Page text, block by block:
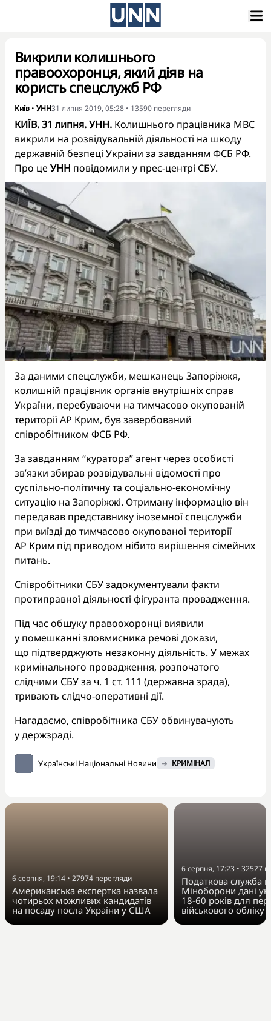
Викрили колишнього
правоохоронця, який діяв на
користь спецслужб РФ
Київ • УНН31 липня 2019, 05:28 • 13590 перегляди
КИЇВ. 31 липня. УНН. Колишнього працівника МВС
викрили на розвідувальній діяльності на шкоду
державній безпеці України за завданням ФСБ РФ.
Про це УНН повідомили у прес-центрі СБУ.
За даними спецслужби, мешканець Запоріжжя,
колишній працівник органів внутрішніх справ
України, перебуваючи на тимчасово окупованій
території АР Крим, був завербований
співробітником ФСБ РФ.
За завданням “куратора” агент через особисті
зв’язки збирав розвідувальні відомості про
суспільно-політичну та соціально-економічну
ситуацію на Запоріжжі. Отриману інформацію він
передавав представнику іноземної спецслужби
при виїзді до тимчасово окупованої території
АР Крим під приводом нібито вирішення сімейних
питань.
Співробітники СБУ задокументували факти
протиправної діяльності фігуранта провадження.
Під час обшуку правоохоронці виявили
у помешканні зловмисника речові докази,
що підтверджують незаконну діяльність. У межах
кримінального провадження, розпочатого
слідчими СБУ за ч. 1 ст. 111 (державна зрада),
тривають слідчо-оперативні дії.
Нагадаємо, співробітника СБУобвинувачують
у держзраді.
Українські Національні Новини КРИМІНАЛ
6 серпня, 19:14 • 27974 перегляди
Американська експертка назвала
чотирьох можливих кандидатів
на посаду посла України у США
6 серпня, 17:23 • 32527
Податкова служба
Міноборони дані
18-60 років для
військового обліку